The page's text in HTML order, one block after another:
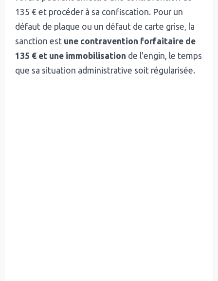
135 € et procéder à sa confiscation. Pour un
défaut de plaque ou un défaut de carte grise, la
sanction est une contravention forfaitaire de
135 € et une immobilisation de l'engin, le temps
que sa situation administrative soit régularisée.